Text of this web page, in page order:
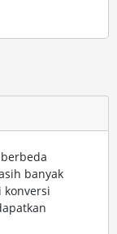
banyak
konversi